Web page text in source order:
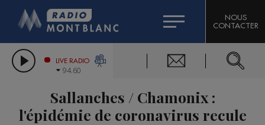
LES CHRONIQUES DE L'EXPERT
CITIZEN MACHINERY
GRAND MASSIF DOMAINES SKIABLES
BIGARD
COMPAGNIE DU MONT-BLANC
NOUS
CONTACTER
LIVE RADIO
94.60
Sallanches / Chamonix :
l'épidémie de coronavirus recule